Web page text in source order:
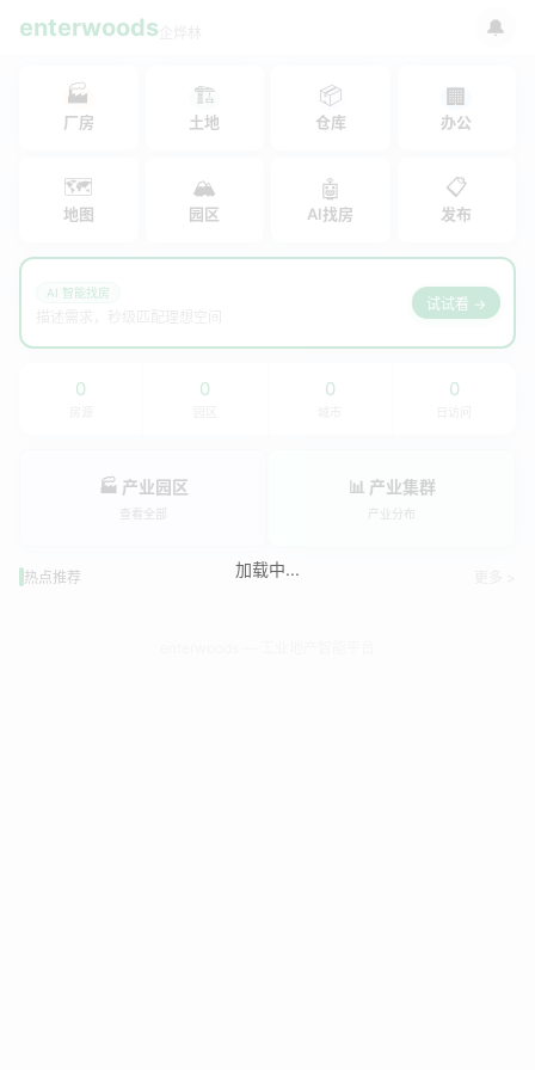
enterwoods 🔔
🏭
厂房
🏗
土地
📦
仓库
🏢
办公
🗺
地图
🏔
园区
🤖
AI找房
📋
发布
AI 智能找房
试试看 →
0 0 0 0
🏭 产业园区
查看全部
📊 产业集群
产业分布
热点推荐 加载中...